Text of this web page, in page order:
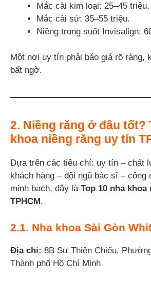
Mắc cài kim loại: 25–45 triệu.
Mắc cài sứ: 35–55 triệu.
Niềng trong suốt Invisalign:
Một nơi uy tín phải báo giá rõ ràng,
bất ngờ.
2. Niềng răng ở đâu tốt?
khoa niềng răng uy tín
Dựa trên các tiêu chí: uy tín – chất
khách hàng – đội ngũ bác sĩ – công
minh bạch, đây là Top 10 nha
TPHCM.
2.1. Nha khoa Sài Gòn
Địa chỉ: 8B Sư Thiện Chiếu,
Thành phố Hồ Chí Minh